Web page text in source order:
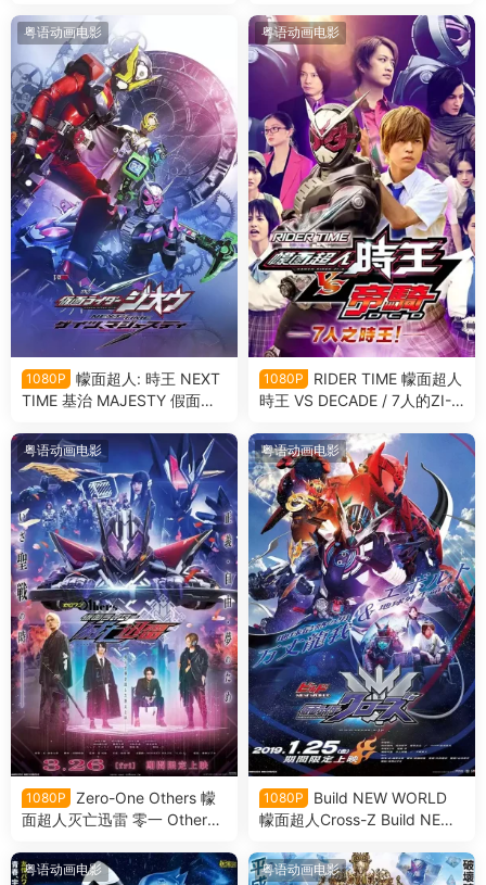
粤语动画电影
1080P
幪面超人: 時王 NEXT
TIME 基治 MAJESTY 假面骑
粤语动画电影
1080P
RIDER TIME 幪面超人
時王 VS DECADE / 7人的ZI-
S帝骑／7个时王！粤语版
粤语动画电影
1080P
Zero-One Others 幪
面超人灭亡迅雷 零一 Others
粤语动画电影
1080P
Build NEW WORLD
幪面超人Cross-Z Build NEW
语版
粤语动画电影 粤语动画电影